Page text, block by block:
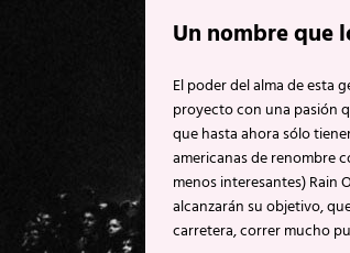
Un nombre que
El poder del alma de esta
proyecto con una pasión
que hasta ahora sólo
americanas de renombre
menos interesantes) Rain
alcanzarán su objetivo,
carretera, correr mucho